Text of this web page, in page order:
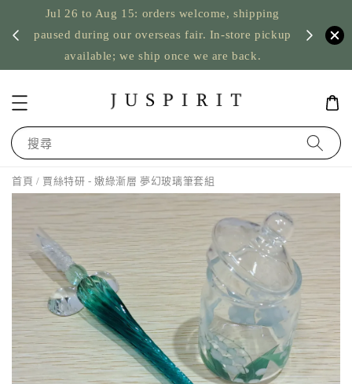
Jul 26 to Aug 15: orders welcome, shipping
paused during our overseas fair. In-store pickup
available; we ship once we are back.
US
搜尋
首頁 / 賈絲特研 - 嫩綠漸層 夢幻玻璃筆套組